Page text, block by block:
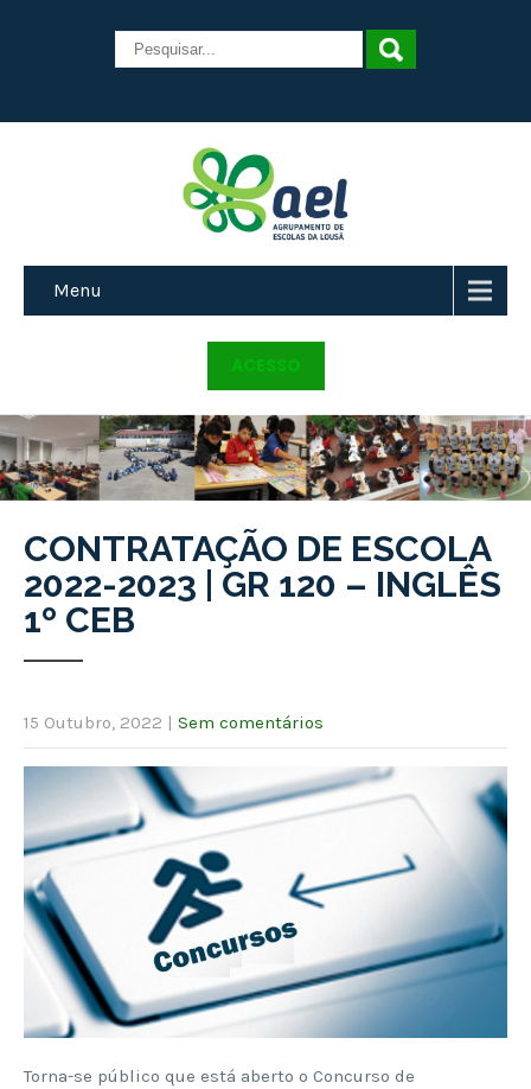
Menu
ACESSO
CONTRATAÇÃO DE ESCOLA
2022-2023 | GR 120 – INGLÊS
1º CEB
15 Outubro, 2022 | Sem comentários
Torna-se público que está aberto o Concurso de